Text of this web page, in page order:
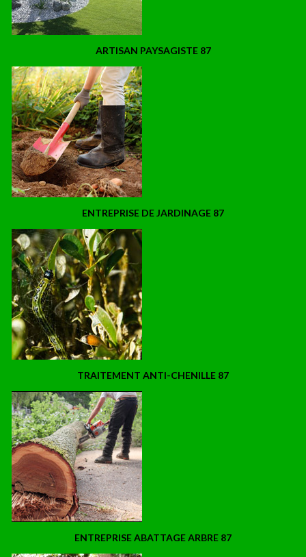
ARTISAN PAYSAGISTE 87
ENTREPRISE DE JARDINAGE 87
TRAITEMENT ANTI-CHENILLE 87
ENTREPRISE ABATTAGE ARBRE 87